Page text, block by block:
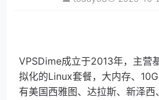
VPSDime成立于2013年，主营
拟化的Linux套餐，大内存、
有美国西雅图、达拉斯、新泽